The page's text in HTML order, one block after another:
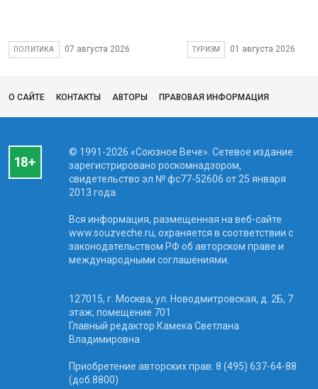
ПОЛИТИКА 07 августа 2026 ТУРИЗМ 01 августа 2026
О САЙТЕ КОНТАКТЫ АВТОРЫ ПРАВОВАЯ ИНФОРМАЦИЯ
© 1991-2026 «Союзное Вече». Сетевое издание
зарегистрировано роскомнадзором,
свидетельство эл № фc77-52606 от 25 января
2013 года.
Вся информация, размещенная на веб-сайте
www.souzveche.ru, охраняется в соответствии с
законодательством РФ об авторском праве и
международными соглашениями.
127015, г. Москва, ул. Новодмитровская, д. 2Б, 7
этаж, помещение 701
Главный редактор Камека Светлана
Владимировна
Приобретение авторских прав: 8 (495) 637-64-88
(доб.8800)